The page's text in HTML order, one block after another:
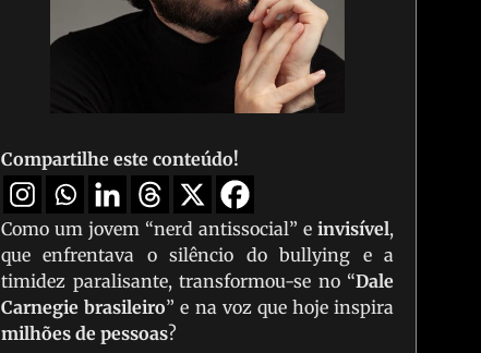
Compartilhe este conteúdo!
Como um jovem “nerd antissocial” einvisível,
que enfrentava o silêncio do bullying e a
timidez paralisante, transformou-se no “Dale
Carnegie brasileiro” e na voz que hoje inspira
milhões de pessoas?